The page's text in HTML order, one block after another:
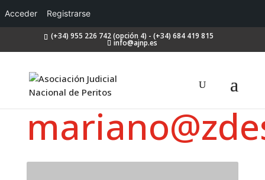
Acceder Registrarse
(+34) 955 226 742 (opción 4) - (+34) 684 419 815
info@ajnp.es